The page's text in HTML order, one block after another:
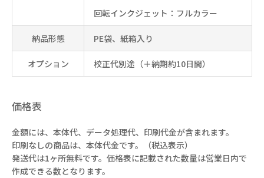
回転インクジェット：フルカラー
納品形態 PE袋、紙箱入り
オプション 校正代別途（＋納期約10日間）
価格表
金額には、本体代、データ処理代、印刷代金が含まれます。
印刷なしの商品は、本体代金です。（税込表示）
発送代は1ヶ所無料です。価格表に記載された数量は営業日内で
作成できる数となります。